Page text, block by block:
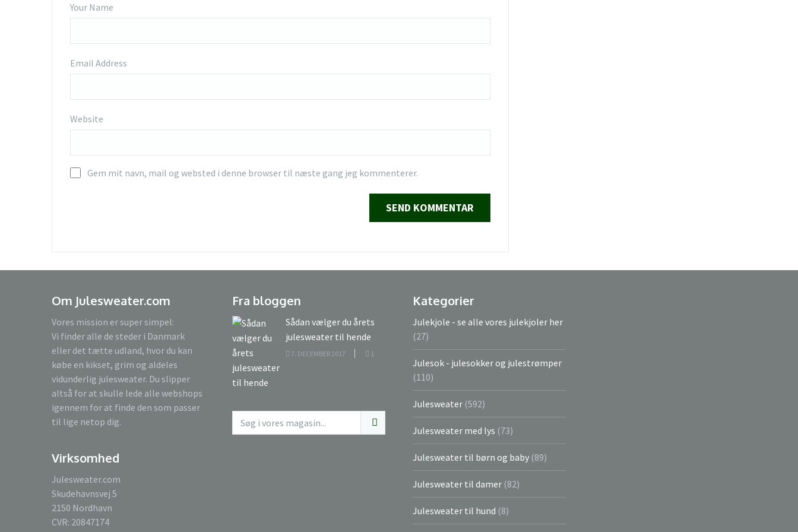
Your Name
Email Address
Website
Gem mit navn, mail og websted i denne browser til næste gang jeg kommenterer.
Om Julesweater.com
Vores mission er super simpel:
Vi finder alle de steder i Danmark
eller det tætte udland, hvor du kan
købe en kikset, grim og aldeles
vidunderlig julesweater. Du slipper
altså for at skulle lede alle webshops
igennem for at finde den som passer
til lige netop dig.
Virksomhed
Julesweater.com
Skudehavnsvej 5
2150 Nordhavn
CVR: 20847174
Fra bloggen
Sådan vælger du årets
julesweater til hende
7. DECEMBER 2017 1
Kategorier
Julekjole - se alle vores julekjoler her
(27)
Julesok - julesokker og julestrømper
(110)
Julesweater (592)
Julesweater med lys (73)
Julesweater til børn og baby (89)
Julesweater til damer (82)
Julesweater til hund (8)